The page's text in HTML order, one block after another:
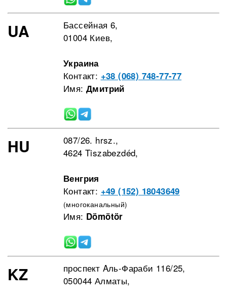
UA
Бассейная 6,
01004 Киев,
Украина
Контакт: +38 (068) 748-77-77
Имя: Дмитрий
HU
087/26. hrsz.,
4624 Tiszabezdéd,
Венгрия
Контакт: +49 (152) 18043649
(многоканальный)
Имя: Dömötör
KZ
проспект Aль-Фараби 116/25,
050044 Алматы,